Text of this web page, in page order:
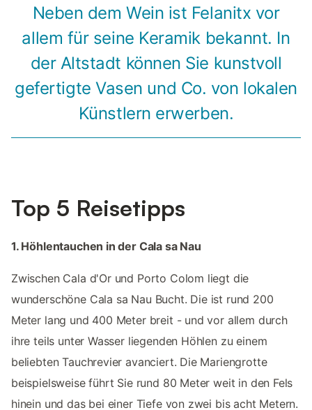
Neben dem Wein ist Felanitx vor
allem für seine Keramik bekannt. In
der Altstadt können Sie kunstvoll
gefertigte Vasen und Co. von lokalen
Künstlern erwerben.
Top 5 Reisetipps
1. Höhlentauchen in der Cala sa Nau
Zwischen Cala d'Or und Porto Colom liegt die
wunderschöne Cala sa Nau Bucht. Die ist rund 200
Meter lang und 400 Meter breit - und vor allem durch
ihre teils unter Wasser liegenden Höhlen zu einem
beliebten Tauchrevier avanciert. Die Mariengrotte
beispielsweise führt Sie rund 80 Meter weit in den Fels
hinein und das bei einer Tiefe von zwei bis acht Metern.